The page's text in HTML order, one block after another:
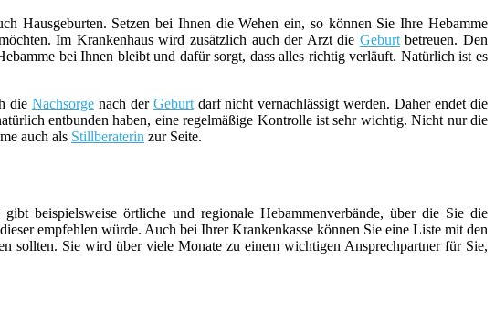
Hausgeburten. Setzen bei Ihnen die Wehen ein, so können Sie Ihre Hebamme
Im Krankenhaus wird zusätzlich auch der Arzt die Geburtbetreuen. Den
bei Ihnen bleibt und dafür sorgt, dass alles richtig verläuft. Natürlich ist es
die Nachsorgenach der Geburtdarf nicht vernachlässigt werden. Daher endet die
entbunden haben, eine regelmäßige Kontrolle ist sehr wichtig. Nicht nur die
auch als Stillberaterin zur Seite.
beispielsweise örtliche und regionale Hebammenverbände, über die Sie die
empfehlen würde. Auch bei Ihrer Krankenkasse können Sie eine Liste mit den
Sie wird über viele Monate zu einem wichtigen Ansprechpartner für Sie,